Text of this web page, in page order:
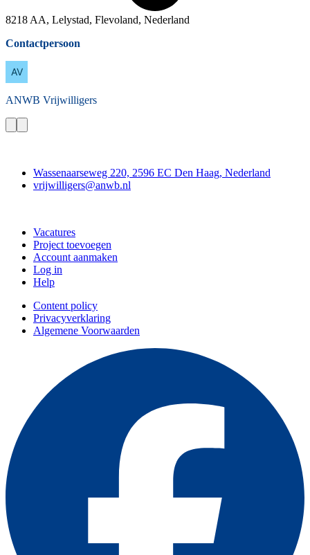
8218 AA, Lelystad, Flevoland, Nederland
Contactpersoon
ANWB Vrijwilligers
Wassenaarseweg 220, 2596 EC Den Haag, Nederland
vrijwilligers@anwb.nl
Vacatures
Project toevoegen
Account aanmaken
Log in
Help
Content policy
Privacyverklaring
Algemene Voorwaarden